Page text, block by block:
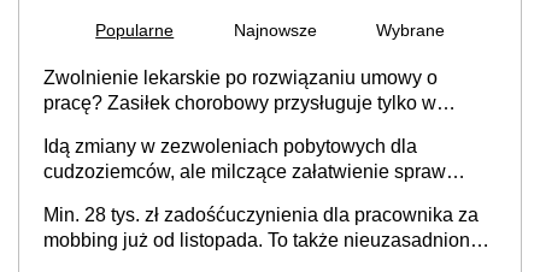
Popularne Najnowsze Wybrane
Zwolnienie lekarskie po rozwiązaniu umowy o
pracę? Zasiłek chorobowy przysługuje tylko w
stosunku pracy
Idą zmiany w zezwoleniach pobytowych dla
cudzoziemców, ale milczące załatwienie spraw
Min. 28 tys. zł zadośćuczynienia dla pracownika za
mobbing już od listopada. To także nieuzasadniona